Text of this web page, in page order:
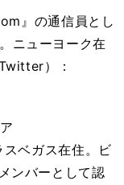
』の通信員とし
ニューヨーク在
）：
ベガス在住。ビ
ンバーとして認